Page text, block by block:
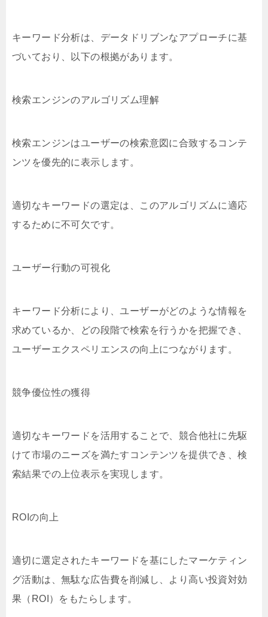
キーワード分析は、データドリブンなアプローチに基
づいており、以下の根拠があります。
検索エンジンのアルゴリズム理解
検索エンジンはユーザーの検索意図に合致するコンテ
ンツを優先的に表示します。
適切なキーワードの選定は、このアルゴリズムに適応
するために不可欠です。
ユーザー行動の可視化
キーワード分析により、ユーザーがどのような情報を
求めているか、どの段階で検索を行うかを把握でき、
ユーザーエクスペリエンスの向上につながります。
競争優位性の獲得
適切なキーワードを活用することで、競合他社に先駆
けて市場のニーズを満たすコンテンツを提供でき、検
索結果での上位表示を実現します。
ROIの向上
適切に選定されたキーワードを基にしたマーケティン
グ活動は、無駄な広告費を削減し、より高い投資対効
果（ROI）をもたらします。